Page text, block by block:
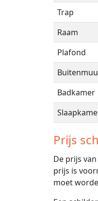
Trap
Raam
Plafond
Badkamer
Prijs
De prijs
prijs is
moet